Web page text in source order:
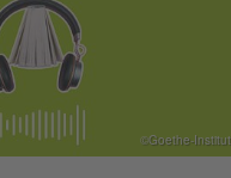
©Goethe-Institut